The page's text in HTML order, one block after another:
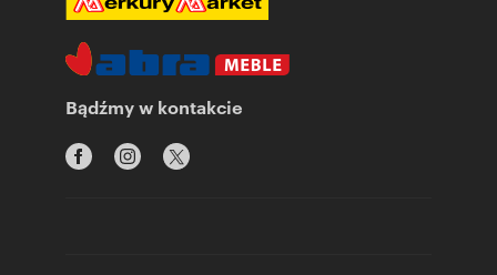
Bądźmy w kontakcie